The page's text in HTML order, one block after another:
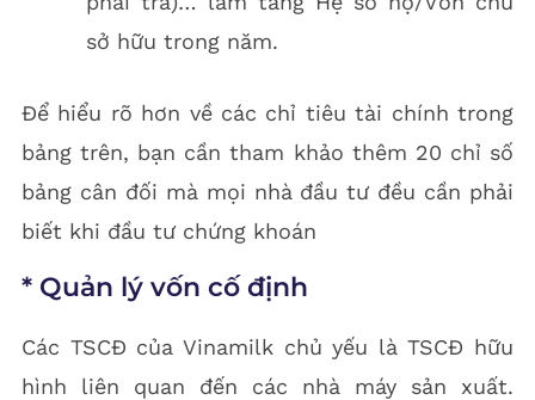
sở hữu trong năm.
Để hiểu rõ hơn về các chỉ tiêu tài chính trong
bảng trên, bạn cần tham khảo thêm 20 chỉ số
bảng cân đối mà mọi nhà đầu tư đều cần phải
biết khi đầu tư chứng khoán
* Quản lý vốn cố định
Các TSCĐ của Vinamilk chủ yếu là TSCĐ hữu
hình liên quan đến các nhà máy sản xuất.